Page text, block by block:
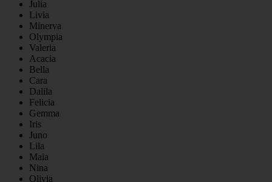
Julia
Livia
Minerva
Olympia
Valeria
Acacia
Bella
Cara
Dalila
Felicia
Gemma
Iris
Juno
Lila
Maia
Nina
Olivia